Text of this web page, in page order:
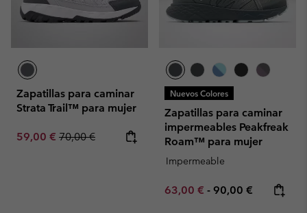
Zapatillas para caminar
Strata Trail™ para mujer
Sale price:
59,00 € Regular price:
70,00 €
Nuevos Colores
Zapatillas para caminar
impermeables Peakfreak
Roam™ para mujer
Impermeable
Minimum sale price:
63,00 € - Maximum price:
90,00 €